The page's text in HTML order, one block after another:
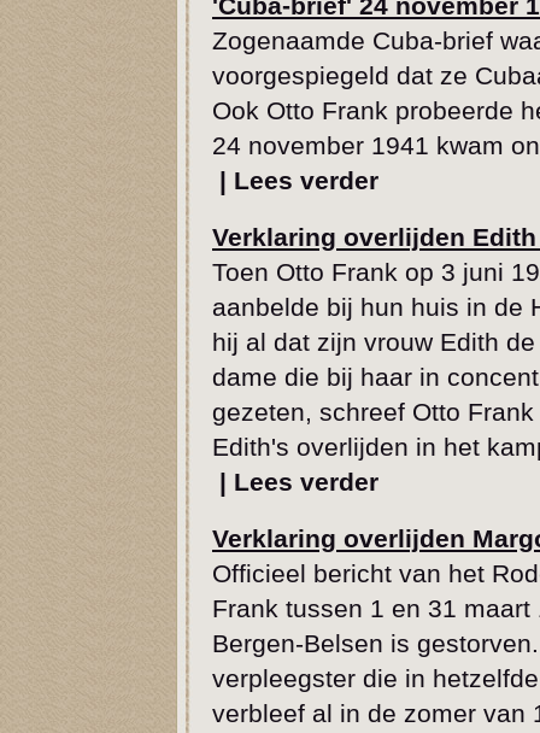
Zogenaamde Cuba-brief
voorgespiegeld dat ze
Ook Otto Frank probeerde
24 november 1941 kwam
| Lees verder
Verklaring overlijden
Toen Otto Frank op 3 juni
aanbelde bij hun huis in de
hij al dat zijn vrouw Edith
dame die bij haar in
gezeten, schreef Otto
Edith's overlijden in het
| Lees verder
Verklaring overlijden
Officieel bericht van het
Frank tussen 1 en 31
Bergen-Belsen is
verpleegster die in
verbleef al in de zomer van